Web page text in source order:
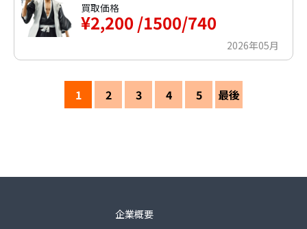
買取価格
¥2,200 /1500/740
2026年05月
1 2 3 4 5 最後
企業概要